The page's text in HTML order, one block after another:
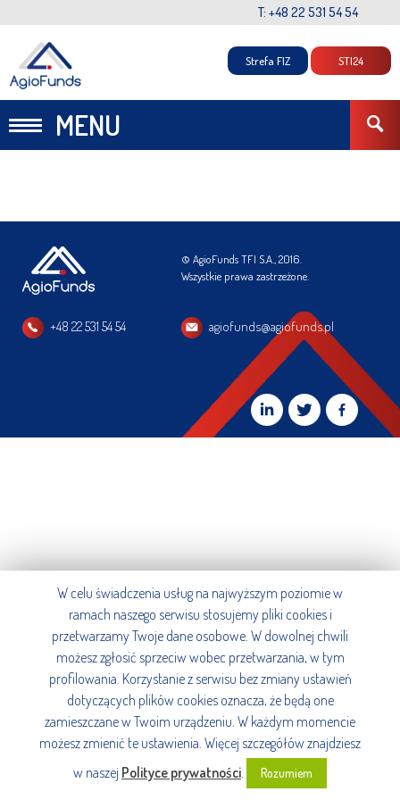
T: +48 22 531 54 54
MENU
Strefa FIZ STI24
© AgioFunds TFI S.A., 2016.
Wszystkie prawa zastrzeżone.
+48 22 531 54 54 agiofunds@agiofunds.pl
W celu świadczenia usług na najwyższym poziomie w
ramach naszego serwisu stosujemy pliki cookies i
przetwarzamy Twoje dane osobowe. W dowolnej chwili
możesz zgłosić sprzeciw wobec przetwarzania, w tym
profilowania. Korzystanie z serwisu bez zmiany ustawień
dotyczących plików cookies oznacza, że będą one
zamieszczane w Twoim urządzeniu. W każdym momencie
możesz zmienić te ustawienia. Więcej szczegółów znajdziesz
w naszej Polityce prywatności. Rozumiem